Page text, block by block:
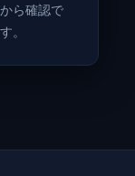
ら確認で
。